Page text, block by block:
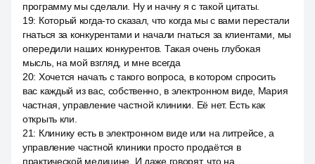
программу мы сделали. Ну и начну я с такой цитаты.
19: Который когда-то сказал, что когда мы с вами перестали
гнаться за конкурентами и начали гнаться за клиентами, мы
опередили наших конкурентов. Такая очень глубокая
мысль, на мой взгляд, и мне всегда
20: Хочется начать с такого вопроса, в котором спросить
вас каждый из вас, собственно, в электронном виде, Мария
частная, управление частной клиники. Её нет. Есть как
открыть кли.
21: Клинику есть в электронном виде или на литрейсе, а
управление частной клиники просто продаётся в
практической медицине. И даже говорят, что на